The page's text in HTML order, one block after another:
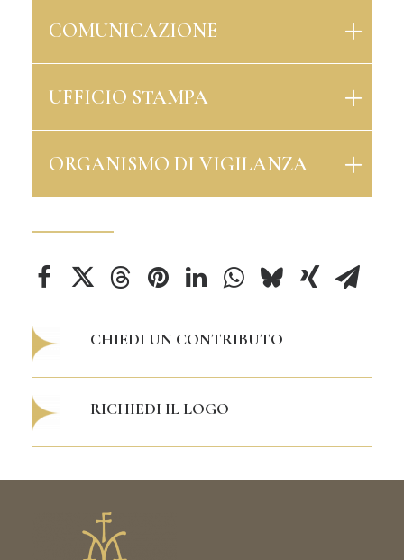
COMUNICAZIONE
UFFICIO STAMPA
ORGANISMO DI VIGILANZA
CHIEDI UN CONTRIBUTO
RICHIEDI IL LOGO